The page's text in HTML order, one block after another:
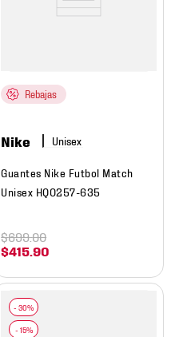
Rebajas
Nike
Guantes Nike Futbol Match
Unisex HQ0257-635
$415 .90
$699.00